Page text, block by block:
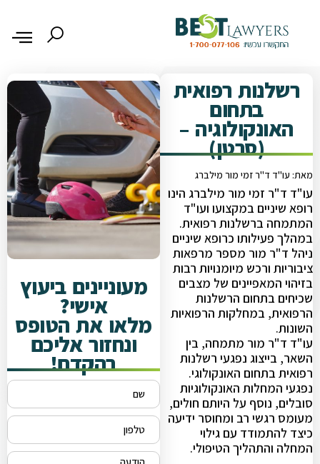
רשלנות רפואית
בתחום
האונקולוגיה –
(סרטן)
מאת: עו"ד ד"ר זמי מור מילברג
עו"ד ד"ר זמי מור מילברג הינו
רופא שיניים במקצועו ועו"ד
המתמחה ברשלנות רפואית.
במהלך פעילותו כרופא שיניים
ניהל ד"ר מור מספר מרפאות
ציבוריות ורכש מיומנויות רבות
בזיהוי המאפיינים של מצבים
שכיחים בתחום הרשלנות
הרפואית, במחלקות הרפואיות
השונות.
עו"ד ד"ר מור מתמחה, בין
השאר, בייצוג נפגעי רשלנות
רפואית בתחום האונקולוגי.
נפגעי המחלות האונקולוגיות
סובלים, נוסף על היותם חולים,
מעומס רגשי רב ומחוסר ידיעה
כיצד להתמודד עם גילוי
המחלה והתהליך הטיפולי.
מעוניינים ביעוץ
אישי?
מלאו את הטופס
ונחזור אליכם
בהקדם!